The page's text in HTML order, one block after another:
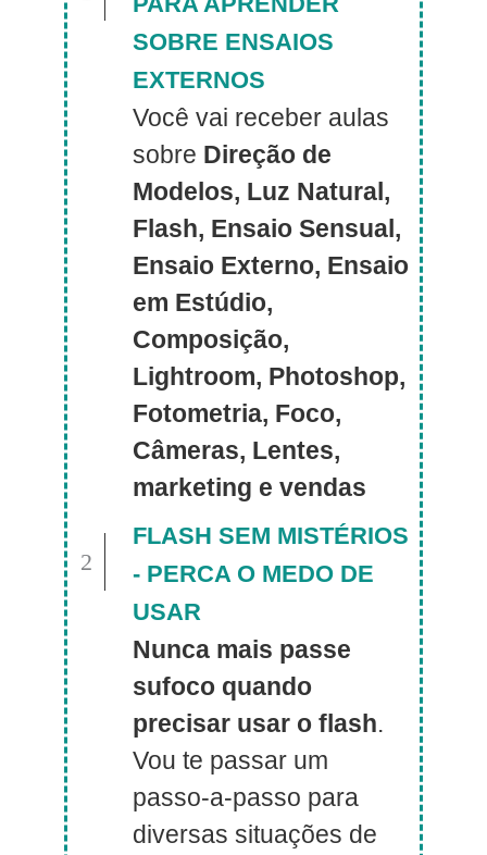
SOBRE ENSAIOS
EXTERNOS
Você vai receber aulas
sobre Direção de
Modelos, Luz Natural,
Flash, Ensaio Sensual,
Ensaio Externo, Ensaio
em Estúdio,
Composição,
Lightroom, Photoshop,
Fotometria, Foco,
Câmeras, Lentes,
marketing e vendas
2
FLASH SEM MISTÉRIOS
- PERCA O MEDO DE
USAR
Nunca mais passe
sufoco quando
precisar usar o flash.
Vou te passar um
passo-a-passo para
diversas situações de